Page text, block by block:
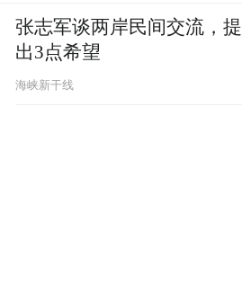
张志军谈两岸民间交流，提
出3点希望
海峡新干线